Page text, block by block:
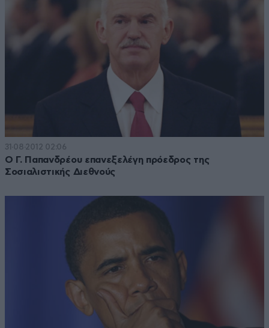
31·08·2012 02:06
Ο Γ. Παπανδρέου επανεξελέγη πρόεδρος της
Σοσιαλιστικής Διεθνούς